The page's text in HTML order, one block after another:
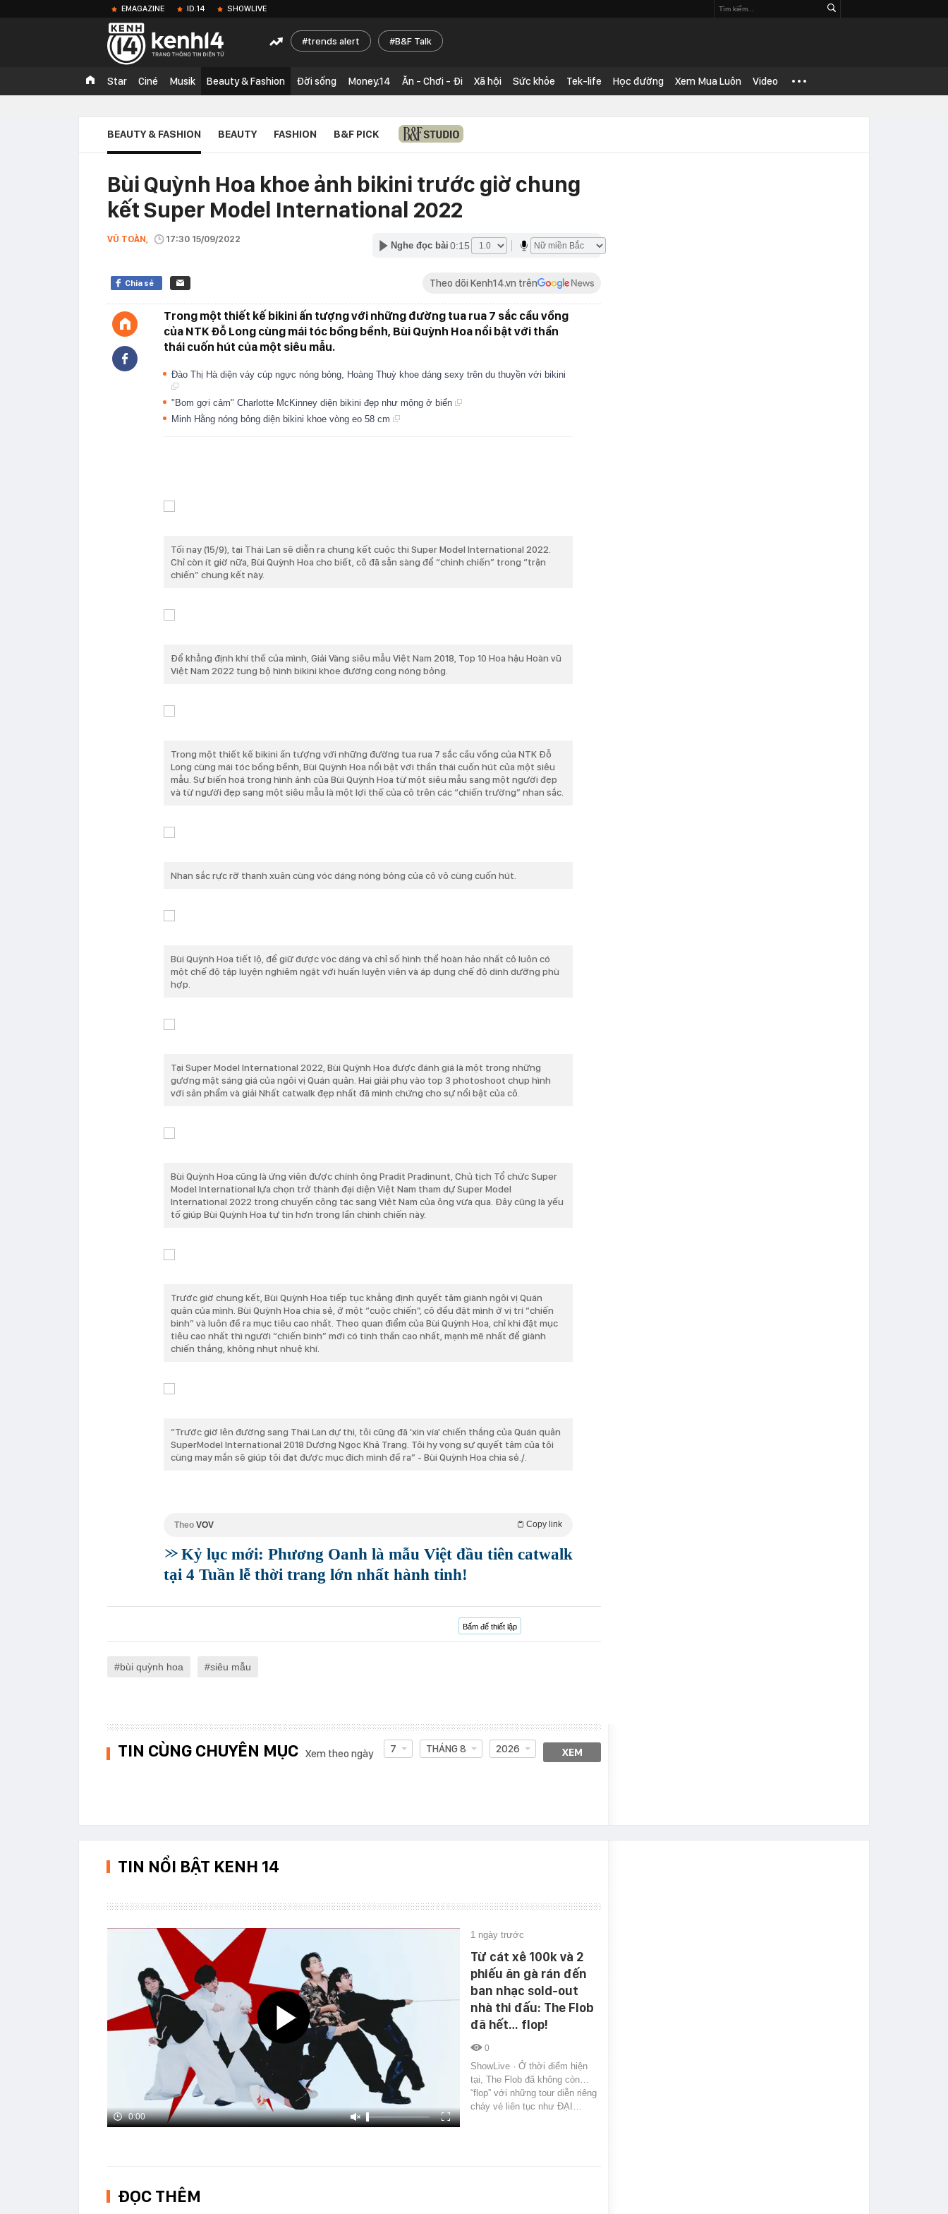
EMAGAZINE ID.14 SHOWLIVE
trends alert B&F Talk
Star Ciné Musik Beauty & Fashion Đời sống Money.14 Ăn - Chơi - Đi Xã hội Sức khỏe Tek-life Học đường Xem Mua Luôn Video
BEAUTY & FASHION BEAUTY FASHION B&F PICK
Bùi Quỳnh Hoa khoe ảnh bikini trước giờ chung
kết Super Model International 2022
VŨ TOÀN, 17:30 15/09/2022
Nghe đọc bài 0:15
Chia sẻ Theo dõi Kenh14.vn trên
Trong một thiết kế bikini ấn tượng với những đường tua rua 7 sắc cầu vồng
của NTK Đỗ Long cùng mái tóc bồng bềnh, Bùi Quỳnh Hoa nổi bật với thần
thái cuốn hút của một siêu mẫu.
Đào Thị Hà diện váy cúp ngực nóng bỏng, Hoàng Thuỳ khoe dáng sexy trên du thuyền với bikini
"Bom gợi cảm" Charlotte McKinney diện bikini đẹp như mộng ở biển
Minh Hằng nóng bỏng diện bikini khoe vòng eo 58 cm
Tối nay (15/9), tại Thái Lan sẽ diễn ra chung kết cuộc thi Super Model International 2022.
Chỉ còn ít giờ nữa, Bùi Quỳnh Hoa cho biết, cô đã sẵn sàng để “chinh chiến” trong “trận
chiến” chung kết này.
Để khẳng định khí thế của mình, Giải Vàng siêu mẫu Việt Nam 2018, Top 10 Hoa hậu Hoàn vũ
Việt Nam 2022 tung bộ hình bikini khoe đường cong nóng bỏng.
Trong một thiết kế bikini ấn tượng với những đường tua rua 7 sắc cầu vồng của NTK Đỗ
Long cùng mái tóc bồng bềnh, Bùi Quỳnh Hoa nổi bật với thần thái cuốn hút của một siêu
mẫu. Sự biến hoá trong hình ảnh của Bùi Quỳnh Hoa từ một siêu mẫu sang một người đẹp
và từ người đẹp sang một siêu mẫu là một lợi thế của cô trên các “chiến trường” nhan sắc.
Nhan sắc rực rỡ thanh xuân cùng vóc dáng nóng bỏng của cô vô cùng cuốn hút.
Bùi Quỳnh Hoa tiết lộ, để giữ được vóc dáng và chỉ số hình thể hoàn hảo nhất cô luôn có
một chế độ tập luyện nghiêm ngặt với huấn luyện viên và áp dụng chế độ dinh dưỡng phù
hợp.
Tại Super Model International 2022, Bùi Quỳnh Hoa được đánh giá là một trong những
gương mặt sáng giá của ngôi vị Quán quân. Hai giải phụ vào top 3 photoshoot chụp hình
với sản phẩm và giải Nhất catwalk đẹp nhất đã minh chứng cho sự nổi bật của cô.
Bùi Quỳnh Hoa cũng là ứng viên được chính ông Pradit Pradinunt, Chủ tịch Tổ chức Super
Model International lựa chọn trở thành đại diện Việt Nam tham dự Super Model
International 2022 trong chuyến công tác sang Việt Nam của ông vừa qua. Đây cũng là yếu
tố giúp Bùi Quỳnh Hoa tự tin hơn trong lần chinh chiến này.
Trước giờ chung kết, Bùi Quỳnh Hoa tiếp tục khẳng định quyết tâm giành ngôi vị Quán
quân của mình. Bùi Quỳnh Hoa chia sẻ, ở một “cuộc chiến”, cô đều đặt mình ở vị trí “chiến
binh” và luôn đề ra mục tiêu cao nhất. Theo quan điểm của Bùi Quỳnh Hoa, chỉ khi đặt mục
tiêu cao nhất thì người “chiến binh” mới có tinh thần cao nhất, mạnh mẽ nhất để giành
chiến thắng, không nhụt nhuệ khí.
“Trước giờ lên đường sang Thái Lan dự thi, tôi cũng đã 'xin vía' chiến thắng của Quán quân
SuperModel International 2018 Dương Ngọc Khả Trang. Tôi hy vọng sự quyết tâm của tôi
cùng may mắn sẽ giúp tôi đạt được mục đích mình đề ra” - Bùi Quỳnh Hoa chia sẻ./.
Theo VOV Copy link
Kỷ lục mới: Phương Oanh là mẫu Việt đầu tiên catwalk
tại 4 Tuần lễ thời trang lớn nhất hành tinh!
Bấm để thiết lập
bùi quỳnh hoa siêu mẫu
TIN CÙNG CHUYÊN MỤC Xem theo ngày 7 THÁNG 8 2026 XEM
TIN NỔI BẬT KENH 14
0:00
1 ngày trước
Từ cát xê 100k và 2
phiếu ăn gà rán đến
ban nhạc sold-out
nhà thi đấu: The Flob
đã hết… flop!
0
ShowLive · Ở thời điểm hiện
tại, The Flob đã không còn…
“flop” với những tour diễn riêng
cháy vé liên tục như ĐẠI…
ĐỌC THÊM